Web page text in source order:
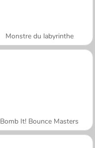
Monstre du labyrinthe
Bomb It! Bounce Masters